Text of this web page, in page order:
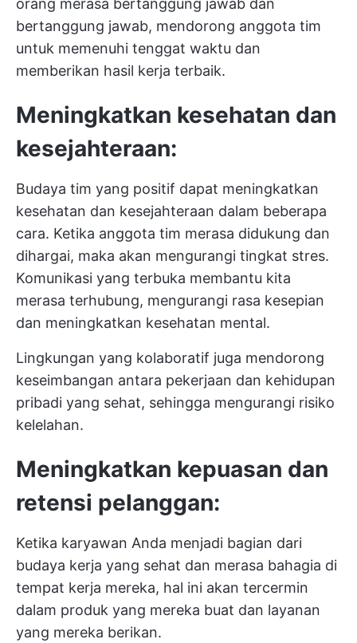
orang merasa bertanggung jawab dan
bertanggung jawab, mendorong anggota tim
untuk memenuhi tenggat waktu dan
memberikan hasil kerja terbaik.
Meningkatkan kesehatan dan
kesejahteraan:
Budaya tim yang positif dapat meningkatkan
kesehatan dan kesejahteraan dalam beberapa
cara. Ketika anggota tim merasa didukung dan
dihargai, maka akan mengurangi tingkat stres.
Komunikasi yang terbuka membantu kita
merasa terhubung, mengurangi rasa kesepian
dan meningkatkan kesehatan mental.
Lingkungan yang kolaboratif juga mendorong
keseimbangan antara pekerjaan dan kehidupan
pribadi yang sehat, sehingga mengurangi risiko
kelelahan.
Meningkatkan kepuasan dan
retensi pelanggan:
Ketika karyawan Anda menjadi bagian dari
budaya kerja yang sehat dan merasa bahagia di
tempat kerja mereka, hal ini akan tercermin
dalam produk yang mereka buat dan layanan
yang mereka berikan.